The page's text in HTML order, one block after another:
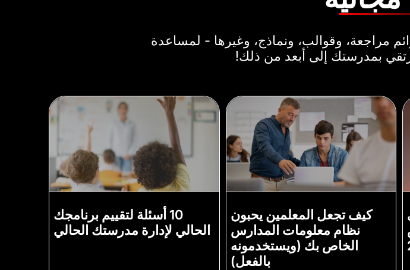
مراجعة، وقوالب، ونماذج، وغيرها - لمساعدة
بمدرستك إلى أبعد من ذلك!
كيف تجعل المعلمين يحبون
نظام معلومات المدارس
الخاص بك (ويستخدمونه
بالفعل)
10 أسئلة لتقييم برنامجك
الحالي لإدارة مدرستك الحالي